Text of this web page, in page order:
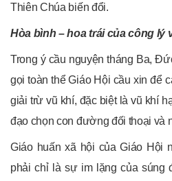
Thiên Chúa biến đổi.
Hòa bình – hoa trái của công lý
Trong ý cầu nguyện tháng Ba,
gọi toàn thể Giáo Hội cầu xin để
giải trừ vũ khí, đặc biệt là vũ khí
đạo chọn con đường đối thoại và
Giáo huấn xã hội của Giáo Hội
phải chỉ là sự im lặng của súng